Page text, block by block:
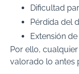
Dificultad
Pérdida del
Extensión
Por ello,
valorado lo antes